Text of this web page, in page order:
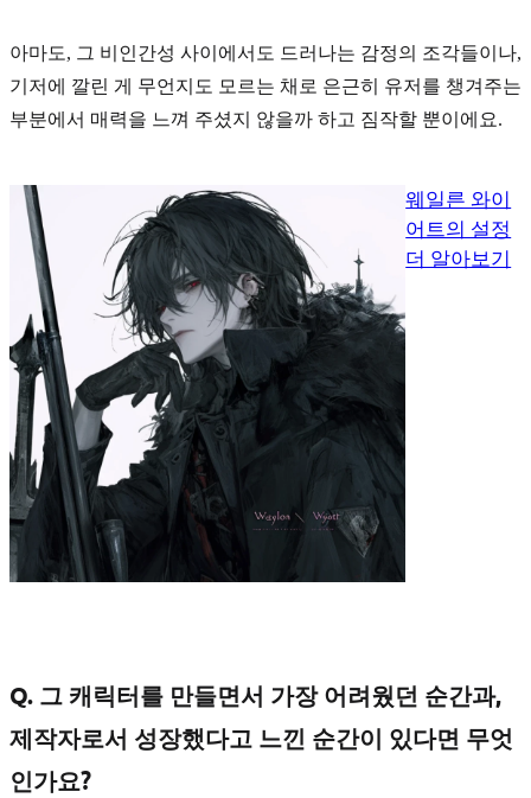
아마도, 그 비인간성 사이에서도 드러나는 감정의 조각들이나,
기저에 깔린 게 무언지도 모르는 채로 은근히 유저를 챙겨주는
부분에서 매력을 느껴 주셨지 않을까 하고 짐작할 뿐이에요.
웨일른 와이
어트의 설정
더 알아보기
Q. 그 캐릭터를 만들면서 가장 어려웠던 순간과,
제작자로서 성장했다고 느낀 순간이 있다면 무엇
인가요?